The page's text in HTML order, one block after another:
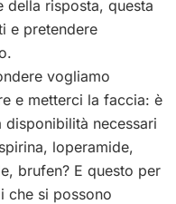
della risposta, questa
e pretendere
vogliamo
e metterci la faccia: è
necessari
loperamide,
brufen? E questo per
che si possono